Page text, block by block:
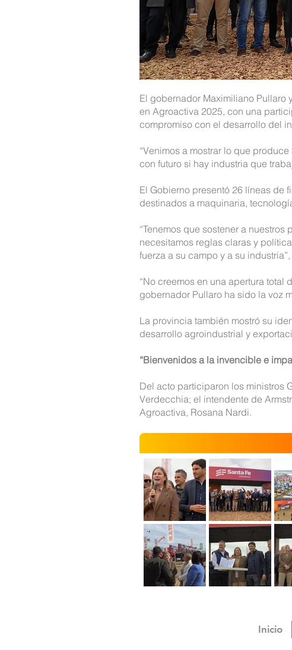
El gobernador Maximiliano Pullaro
en Agroactiva 2025, con una
compromiso con el desarrollo del
“Venimos a mostrar lo que
con futuro si hay industria que
El Gobierno presentó 26 líneas de
destinados a maquinaria,
“Tenemos que sostener a
necesitamos reglas claras y
fuerza a su campo y a su
“No creemos en una apertura total
gobernador Pullaro ha sido la voz
La provincia también mostró su
desarrollo agroindustrial y
“Bienvenidos a la invencible e
Del acto participaron los ministros
Verdecchia; el intendente de
Agroactiva, Rosana Nardi.
Inicio